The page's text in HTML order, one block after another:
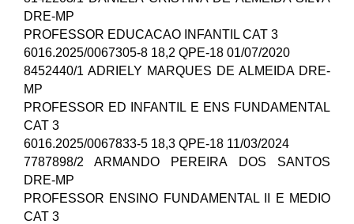
DRE-MP
PROFESSOR EDUCACAO INFANTIL CAT 3
6016.2025/0067305-8 18,2 QPE-18 01/07/2020
8452440/1 ADRIELY MARQUES DE ALMEIDA DRE-
MP
PROFESSOR ED INFANTIL E ENS FUNDAMENTAL
CAT 3
6016.2025/0067833-5 18,3 QPE-18 11/03/2024
7787898/2 ARMANDO PEREIRA DOS SANTOS
DRE-MP
PROFESSOR ENSINO FUNDAMENTAL II E MEDIO
CAT 3